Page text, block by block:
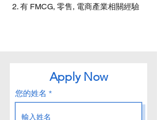
2. 有 FMCG, 零售, 電商產業相關經驗
Apply Now
您的姓名